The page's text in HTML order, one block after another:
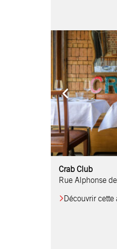
Comptoir
Crab Club
Rue Alphonse
Découvrir cette
OM Restaurant
Table & Comptoir
Le Relais d’Orti
Studio 97
Löctave
F-eat Restaurant
L’Art des Mets
Restaurant
La Table de Jean